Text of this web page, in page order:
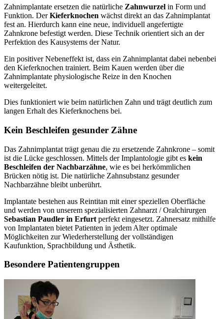
Zahnimplantate ersetzen die natürliche Zahnwurzel in Form und
Funktion. DerKieferknochen wächst direkt an das Zahnimplantat
fest an. Hierdurch kann eine neue, individuell angefertigte
Zahnkrone befestigt werden. Diese Technik orientiert sich an der
Perfektion des Kausystems der Natur.
Ein positiver Nebeneffekt ist, dass ein Zahnimplantat dabei nebenbei
den Kieferknochen trainiert. Beim Kauen werden über die
Zahnimplantate physiologische Reize in den Knochen
weitergeleitet.
Dies funktioniert wie beim natürlichen Zahn und trägt deutlich zum
langen Erhalt des Kieferknochens bei.
Kein Beschleifen gesunder Zähne
Das Zahnimplantat trägt genau die zu ersetzende Zahnkrone – somit
ist die Lücke geschlossen. Mittels der Implantologie gibt es kein
Beschleifen der Nachbarzähne, wie es bei herkömmlichen
Brücken nötig ist. Die natürliche Zahnsubstanz gesunder
Nachbarzähne bleibt unberührt.
Implantate bestehen aus Reintitan mit einer speziellen Oberfläche
und werden von unserem spezialisierten Zahnarzt / Oralchirurgen
Sebastian Paudler in Erfurt perfekt eingesetzt. Zahnersatz mithilfe
von Implantaten bietet Patienten in jedem Alter optimale
Möglichkeiten zur Wiederherstellung der vollständigen
Kaufunktion, Sprachbildung und Ästhetik.
Besondere Patientengruppen